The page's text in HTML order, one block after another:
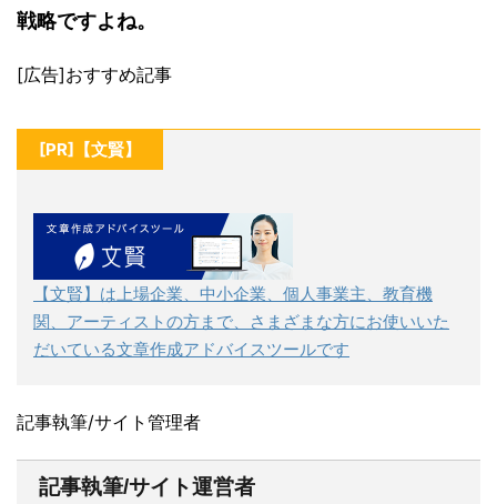
戦略ですよね。
[広告]おすすめ記事
[PR]【文賢】
【文賢】は上場企業、中小企業、個人事業主、教育機
関、アーティストの方まで、さまざまな方にお使いいた
だいている文章作成アドバイスツールです
記事執筆/サイト管理者
記事執筆/サイト運営者